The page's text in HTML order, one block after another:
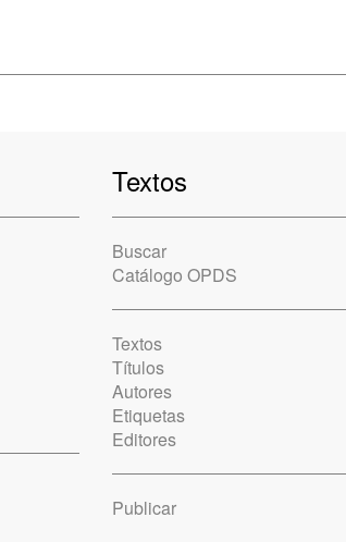
Textos
Buscar
Catálogo OPDS
Textos
Títulos
Autores
Etiquetas
Editores
Publicar